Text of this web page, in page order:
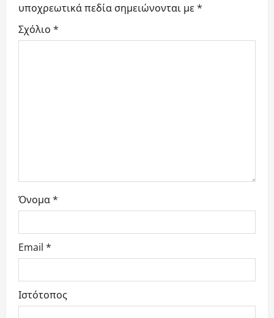
g
a
υποχρεωτικά πεδία σημειώνονται με*
Σχόλιο *
Όνομα*
Email *
Ιστότοπος